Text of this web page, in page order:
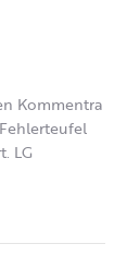
Kommentra
LG